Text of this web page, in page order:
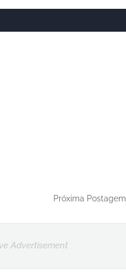
Próxima Postagem
Advertisement